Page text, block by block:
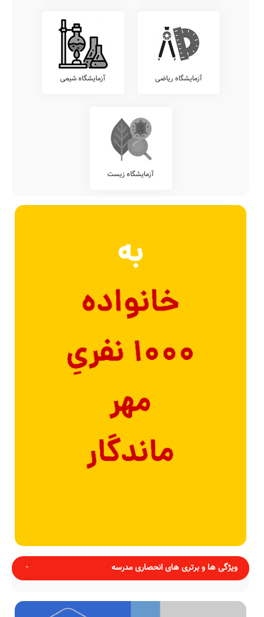
آزمایشگاه ریاضی آزمایشگاه شیمی
آزمایشگاه زیست
ویژگی ها و برتری های انحصاری مدرسه